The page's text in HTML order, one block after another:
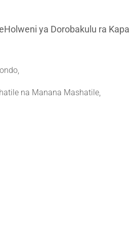
ya Dorobakulu ra Kapa
na Manana Mashatile,